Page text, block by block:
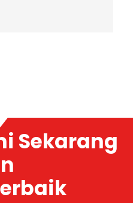
Sekarang